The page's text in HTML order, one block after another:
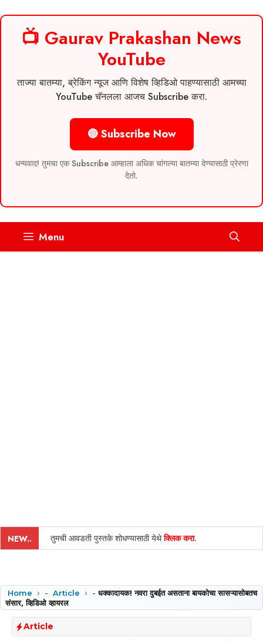
📺 Gaurav Prakashan News
YouTube
ताज्या बातम्या, ब्रेकिंग न्यूज आणि विशेष व्हिडिओ पाहण्यासाठी आमच्या
YouTube चॅनलला आजच Subscribe करा.
🔴 Subscribe Now
धन्यवाद! तुमचा एक Subscribe आम्हाला अधिक चांगल्या बातम्या देण्यासाठी प्रेरणा
देतो.
Menu
NEW.. तुमची आवडती पुस्तके शोधण्यासाठी येथेक्लिक करा.
Home - Article - धक्कादायक! नवरा दुबईत असताना बायकोचा सासऱ्यासोबतच
संसार, व्हिडिओ व्हायरल
Article